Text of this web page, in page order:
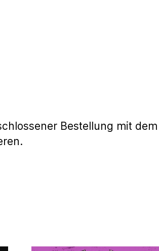
Bestellung mit